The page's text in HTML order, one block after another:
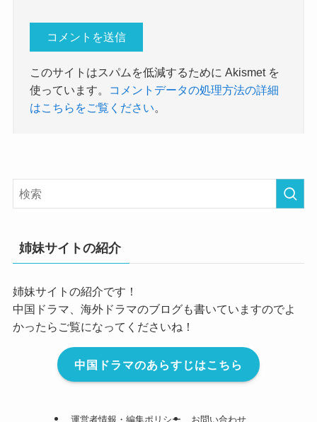
このサイトはスパムを低減するために Akismet を
使っています。
コメントデータの処理方法の詳細
はこちらをご覧ください。
姉妹サイトの紹介
姉妹サイトの紹介です！
中国ドラマ、海外ドラマのブログも書いていますのでよ
かったらご覧になってくださいね！
中国ドラマのあらすじはこちら
運営者情報・編集ポリシー お問い合わせ